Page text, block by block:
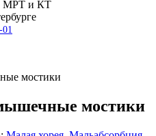
МРТ и КТ
01
мостики
мостики